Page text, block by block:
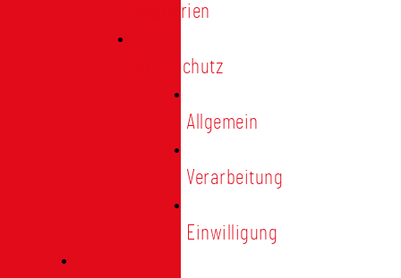
Regularien
Datenschutz
Allgemein
Verarbeitung
Einwilligung